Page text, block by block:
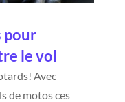
pour
le vol
Avec
de motos ces